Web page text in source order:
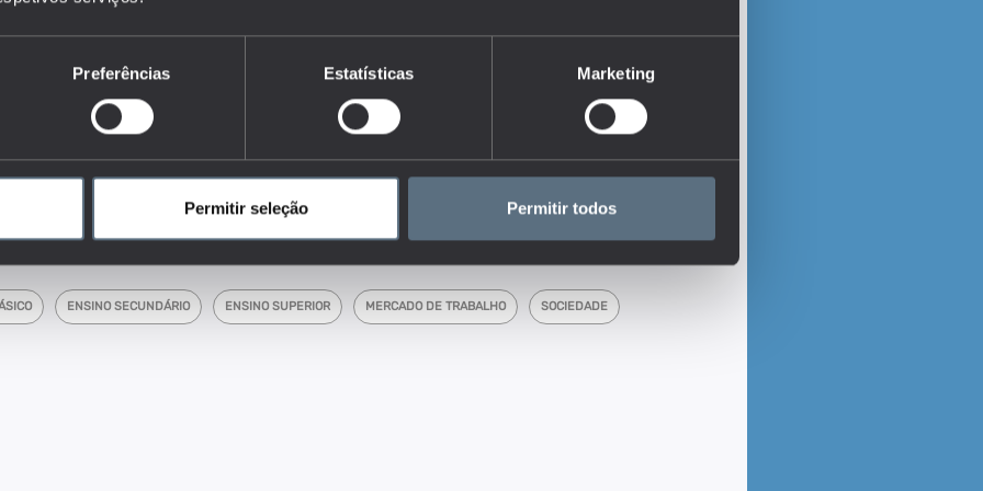
Preferências Estatísticas Marketing
Permitir seleção Permitir todos
(Nem em Emprego, nem em Educação ou Formação) deriva
(Not in Education, Employment or Training). A União
conta que as transições para a vida adulta são cada vez
pode abarcar idades mais avançadas.
do conjunto que responde às questões:
NEEFs por idade e nível de educação?
empregabilidade dos diplomados das instituições de educação e
do tempo?
ENSINO SECUNDÁRIO ENSINO SUPERIOR MERCADO DE TRABALHO SOCIEDADE